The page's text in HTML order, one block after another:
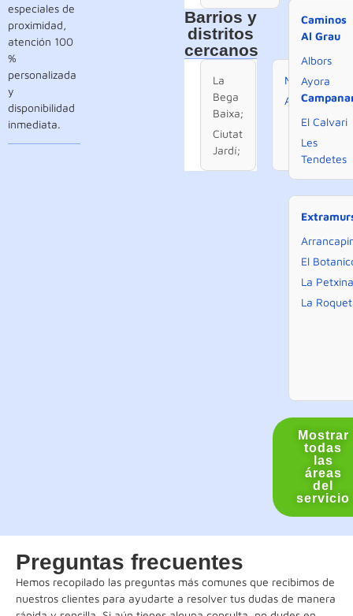
especiales de
proximidad,
atención 100
%
personalizada
y
disponibilidad
inmediata.
Barrios y
distritos
cercanos
La
Bega
Baixa;
Ciutat
Jardí;
Mestalla;
Albors.
Caminos
Al Grau
Albors
Ayora
El Calvari
Les
Tendetes
El
La Petxina
La
Mostrar
todas
las
áreas
del
servicio
Preguntas frecuentes
Hemos recopilado las preguntas más comunes que recibimos de
nuestros clientes para ayudarte a resolver tus dudas de manera